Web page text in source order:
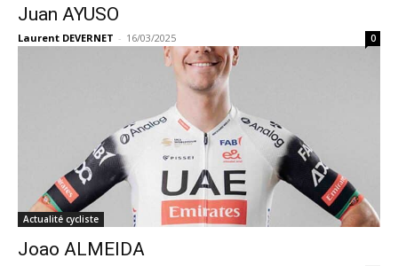
Juan AYUSO
Laurent DEVERNET - 16/03/2025 0
Actualité cycliste
Joao ALMEIDA